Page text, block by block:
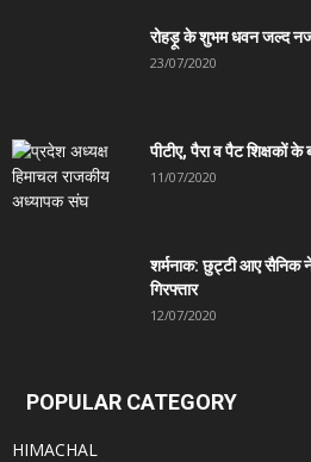
रोहड़ू के शुभम धवन जल्द
23/07/2020
पीटीए, पैरा व पैट शिक्षकों
11/07/2020
शर्मनाक: छुट्टी आए सैनिक ने
गिरफ्तार
12/07/2020
POPULAR CATEGORY
HIMACHAL